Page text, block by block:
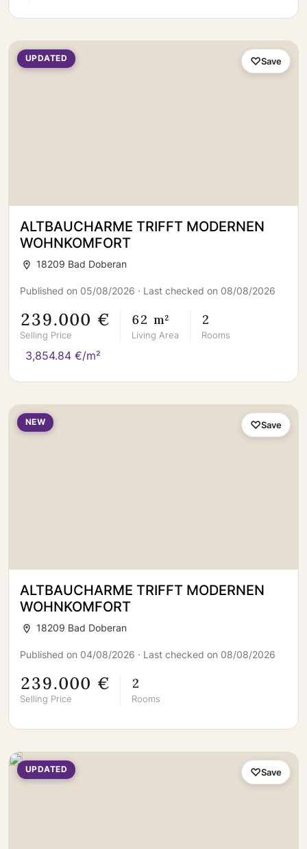
UPDATED
ALTBAUCHARME TRIFFT MODERNEN
WOHNKOMFORT
18209 Bad Doberan
Published on 05/08/2026 · Last checked on 08/08/2026
239.000 €
Selling Price
62 m²
Living Area
2
Rooms
3,854.84 €/m²
Save
NEW
ALTBAUCHARME TRIFFT MODERNEN
WOHNKOMFORT
18209 Bad Doberan
Published on 04/08/2026 · Last checked on 08/08/2026
239.000 €
Selling Price
2
Rooms
Save
UPDATED Save